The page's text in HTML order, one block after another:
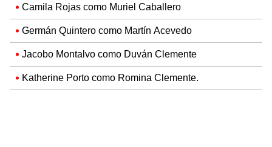
Camila Rojas como Muriel Caballero
Germán Quintero como Martín Acevedo
Jacobo Montalvo como Duván Clemente
Katherine Porto como Romina Clemente.